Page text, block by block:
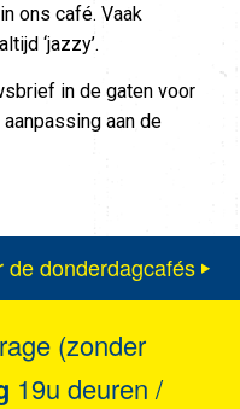
ons café. Vaak
‘jazzy’.
in de gaten voor
aan de
de donderdagcafés
(zonder
19u deuren /